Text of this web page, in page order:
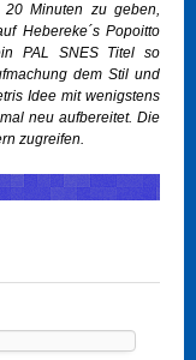
Minuten zu geben,
Hebereke´s Popoitto
PAL SNES Titel so
dem Stil und
Idee mit wenigstens
neu aufbereitet. Die
zugreifen.